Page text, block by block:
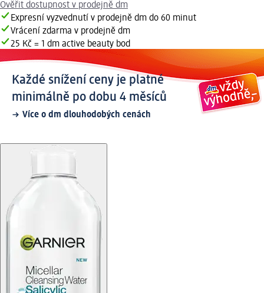
Ověřit dostupnost v prodejně dm
Expresní vyzvednutí v prodejně dm do 60 minut
Vrácení zdarma v prodejně dm
25 Kč = 1 dm active beauty bod
Každé snížení ceny je platné
minimálně po dobu 4 měsíců
Více o dm dlouhodobých cenách